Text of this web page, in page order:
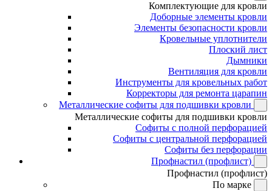
Комплектующие для кровли
Доборные элементы кровли
Элементы безопасности кровли
Кровельные уплотнители
Плоский лист
Дымники
Вентиляция для кровли
Инструменты для кровельных работ
Корректоры для ремонта царапин
Металлические софиты для подшивки кровли
Металлические софиты для подшивки кровли
Софиты с полной перфорацией
Софиты с центральной перфорацией
Софиты без перфорации
Профнастил (профлист)
Профнастил (профлист)
По марке